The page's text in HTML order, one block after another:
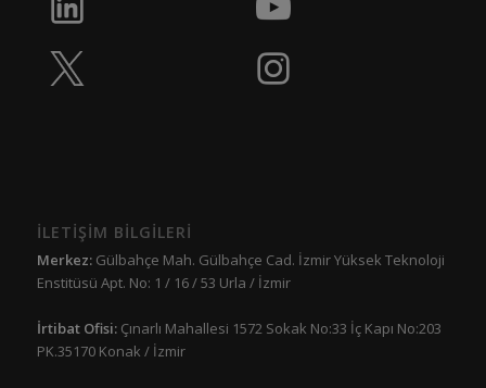
İLETİŞİM BİLGİLERİ
Merkez:Gülbahçe Mah. Gülbahçe Cad. İzmir Yüksek Teknoloji
Enstitüsü Apt. No: 1 / 16 / 53 Urla / İzmir
İrtibat Ofisi: Çınarlı Mahallesi 1572 Sokak No:33 İç Kapı No:203
PK.35170 Konak / İzmir